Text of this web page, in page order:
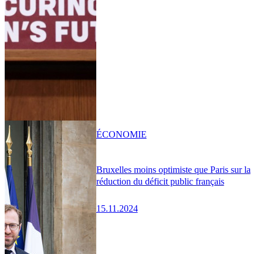
Bruxelles moins optimiste que Paris sur la
réduction du déficit public français
15.11.2024
ÉCONOMIE